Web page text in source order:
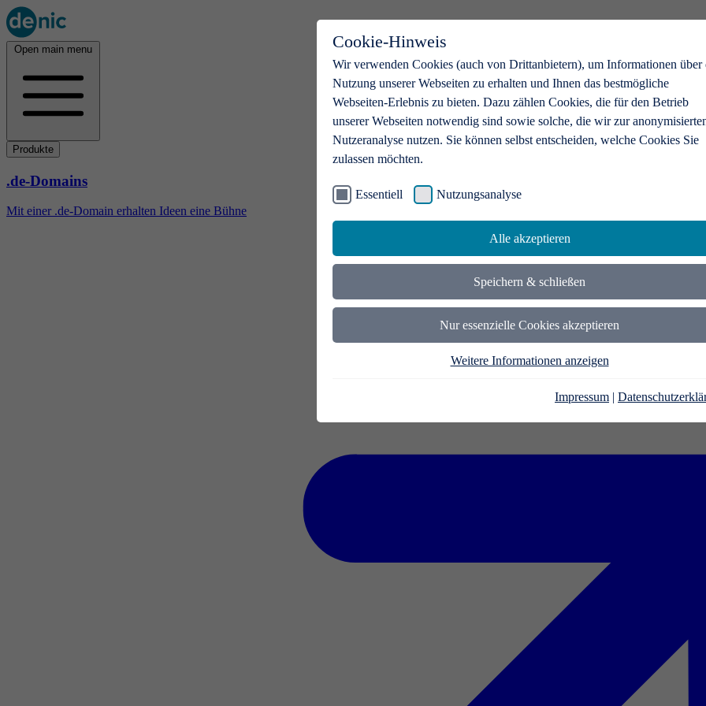
Cookie-Hinweis
Wir verwenden Cookies (auch von Drittanbietern), um Informationen über
Nutzung unserer Webseiten zu erhalten und Ihnen das bestmögliche
Webseiten-Erlebnis zu bieten. Dazu zählen Cookies, die für den Betrieb
unserer Webseiten notwendig sind sowie solche, die wir zur
Nutzeranalyse nutzen. Sie können selbst entscheiden, welche Cookies Sie
zulassen möchten.
Essentiell Nutzungsanalyse
Alle akzeptieren
Speichern & schließen
Nur essenzielle Cookies akzeptieren
Weitere Informationen anzeigen
Impressum |
Open main menu
Produkte
.de-Domains
Mit einer .de-Domain erhalten Ideen eine Bühne